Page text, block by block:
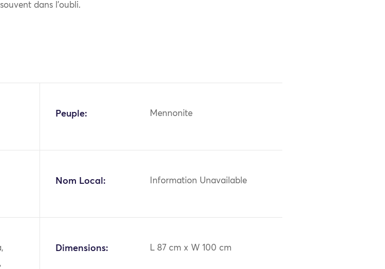
souvent dans l’oubli.
Peuple: Mennonite
Nom Local: Information Unavailable
Dimensions: L 87 cm x W 100 cm